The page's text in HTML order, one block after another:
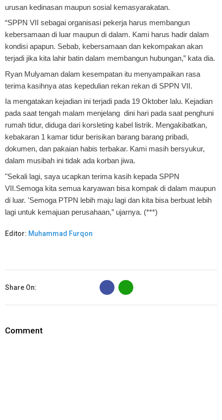
urusan kedinasan maupun sosial kemasyarakatan.
“SPPN VII sebagai organisasi pekerja harus membangun
kebersamaan di luar maupun di dalam. Kami harus hadir dalam
kondisi apapun. Sebab, kebersamaan dan kekompakan akan
terjadi jika kita lahir batin dalam membangun hubungan,” kata dia.
Ryan Mulyaman dalam kesempatan itu menyampaikan rasa
terima kasihnya atas kepedulian rekan rekan di SPPN VII.
Ia mengatakan kejadian ini terjadi pada 19 Oktober lalu. Kejadian
pada saat tengah malam menjelang dini hari pada saat penghuni
rumah tidur, diduga dari korsleting kabel listrik. Mengakibatkan,
kebakaran 1 kamar tidur berisikan barang barang pribadi,
dokumen, dan pakaian habis terbakar. Kami masih bersyukur,
dalam musibah ini tidak ada korban jiwa.
"Sekali lagi, saya ucapkan terima kasih kepada SPPN
VII.Semoga kita semua karyawan bisa kompak di dalam maupun
di luar. 'Semoga PTPN lebih maju lagi dan kita bisa berbuat lebih
lagi untuk kemajuan perusahaan,” ujarnya. (***)
Editor: Muhammad Furqon
Share On:
B
Comment